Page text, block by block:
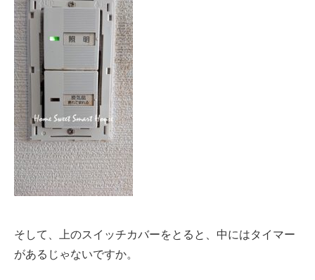
そして、上のスイッチカバーをとると、中にはタイマー
があるじゃないですか。